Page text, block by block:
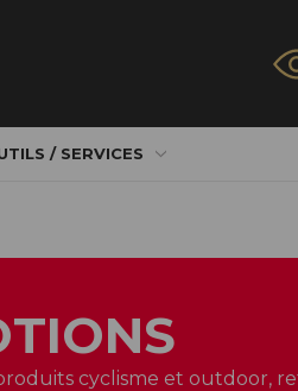
/ SERVICES
cyclisme et outdoor,